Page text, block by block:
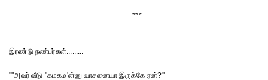
-***-
இரண்டு நண்பர்கள்.........
""அவர் வீடு "கமகம'ன்னு வாசனையா இருக்கே ஏன்?''